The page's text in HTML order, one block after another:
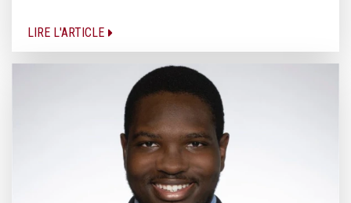
LIRE L'ARTICLE